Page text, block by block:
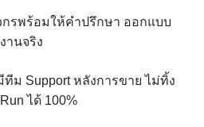
รพร้อมให้คำปรึกษา ออกแบบ
านจริง
ทีม Support หลังการขาย ไม่ทิ้ง
ได้ 100%